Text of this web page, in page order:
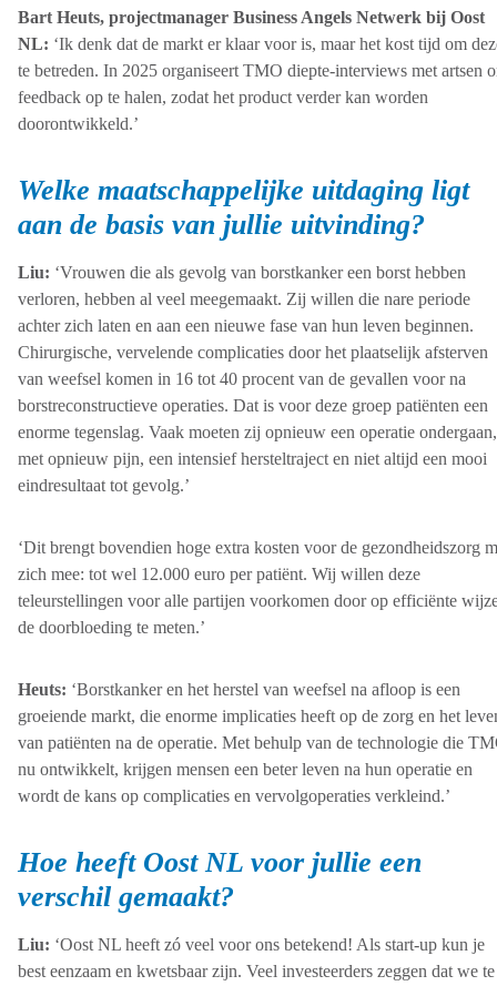
Bart Heuts, projectmanager Business Angels Netwerk bij Oost
NL: ‘Ik denk dat de markt er klaar voor is, maar het kost tijd om
te betreden. In 2025 organiseert TMO diepte-interviews met artsen
feedback op te halen, zodat het product verder kan worden
doorontwikkeld.’
Welke maatschappelijke uitdaging ligt
aan de basis van jullie uitvinding?
Liu: ‘Vrouwen die als gevolg van borstkanker een borst hebben
verloren, hebben al veel meegemaakt. Zij willen die nare periode
achter zich laten en aan een nieuwe fase van hun leven beginnen.
Chirurgische, vervelende complicaties door het plaatselijk afsterven
van weefsel komen in 16 tot 40 procent van de gevallen voor na
borstreconstructieve operaties. Dat is voor deze groep patiënten een
enorme tegenslag. Vaak moeten zij opnieuw een operatie ondergaan,
met opnieuw pijn, een intensief hersteltraject en niet altijd een mooi
eindresultaat tot gevolg.’
‘Dit brengt bovendien hoge extra kosten voor de gezondheidszorg
zich mee: tot wel 12.000 euro per patiënt. Wij willen deze
teleurstellingen voor alle partijen voorkomen door op efficiënte
de doorbloeding te meten.’
Heuts: ‘Borstkanker en het herstel van weefsel na afloop is een
groeiende markt, die enorme implicaties heeft op de zorg en het
van patiënten na de operatie. Met behulp van de technologie die
nu ontwikkelt, krijgen mensen een beter leven na hun operatie en
wordt de kans op complicaties en vervolgoperaties verkleind.’
Hoe heeft Oost NL voor jullie een
verschil gemaakt?
Liu: ‘Oost NL heeft zó veel voor ons betekend! Als start-up kun je
best eenzaam en kwetsbaar zijn. Veel investeerders zeggen dat we te